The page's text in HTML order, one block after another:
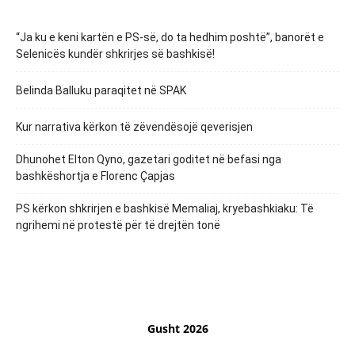
“Ja ku e keni kartën e PS-së, do ta hedhim poshtë”, banorët e
Selenicës kundër shkrirjes së bashkisë!
Belinda Balluku paraqitet në SPAK
Kur narrativa kërkon të zëvendësojë qeverisjen
Dhunohet Elton Qyno, gazetari goditet në befasi nga
bashkëshortja e Florenc Çapjas
PS kërkon shkrirjen e bashkisë Memaliaj, kryebashkiaku: Të
ngrihemi në protestë për të drejtën tonë
Gusht 2026